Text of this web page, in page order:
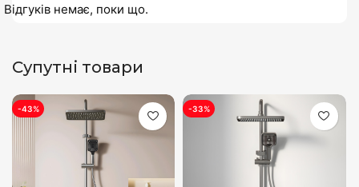
Відгуків немає, поки що.
Супутні товари
-43% -33%